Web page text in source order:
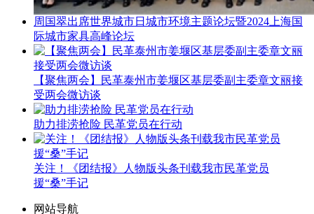
周国翠出席世界城市日城市环境主题论坛暨2024上海国
际城市家具高峰论坛
【聚焦两会】民革泰州市姜堰区基层委副主委章文丽接
受两会微访谈
助力排涝抢险 民革党员在行动
关注！《团结报》人物版头条刊载我市民革党员
援“桑”手记
网站导航